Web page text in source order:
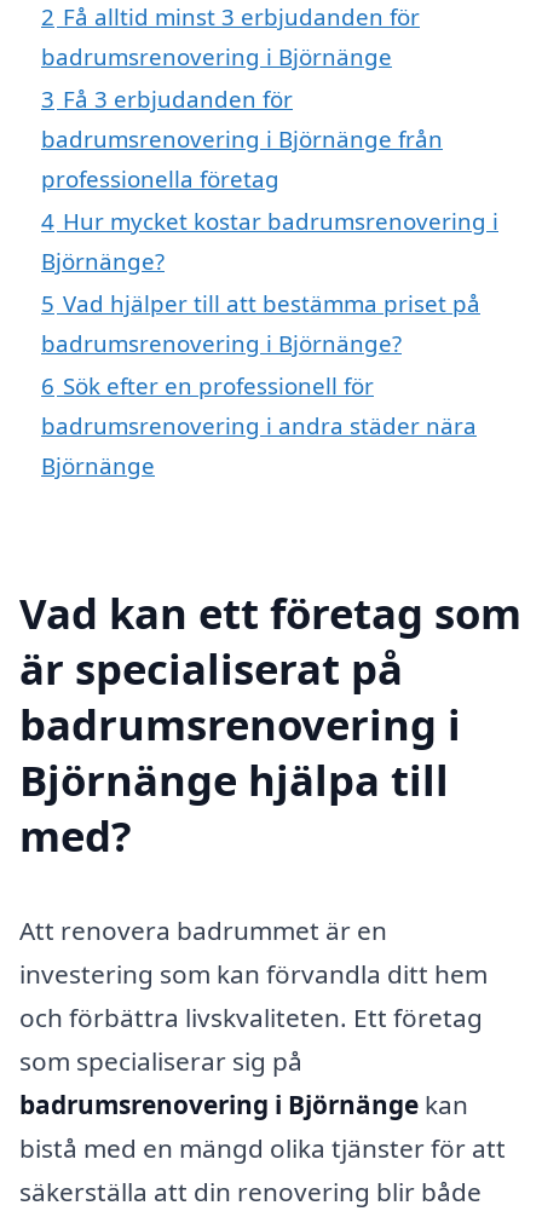
2 Få alltid minst 3 erbjudanden för
badrumsrenovering i Björnänge
3 Få 3 erbjudanden för
badrumsrenovering i Björnänge från
professionella företag
4 Hur mycket kostar badrumsrenovering i
Björnänge?
5 Vad hjälper till att bestämma priset på
badrumsrenovering i Björnänge?
6 Sök efter en professionell för
badrumsrenovering i andra städer nära
Björnänge
Vad kan ett företag som
är specialiserat på
badrumsrenovering i
Björnänge hjälpa till
med?
Att renovera badrummet är en
investering som kan förvandla ditt hem
och förbättra livskvaliteten. Ett företag
som specialiserar sig på
badrumsrenovering i Björnänge kan
bistå med en mängd olika tjänster för att
säkerställa att din renovering blir både